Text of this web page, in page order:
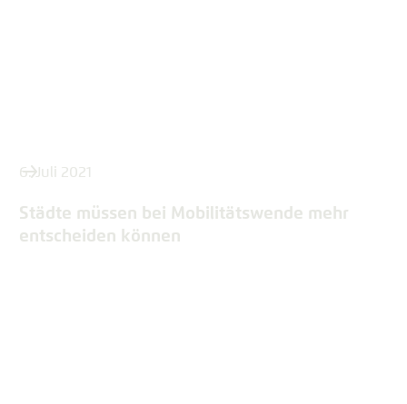
6. Juli 2021
Städte müssen bei Mobilitätswende mehr
entscheiden können